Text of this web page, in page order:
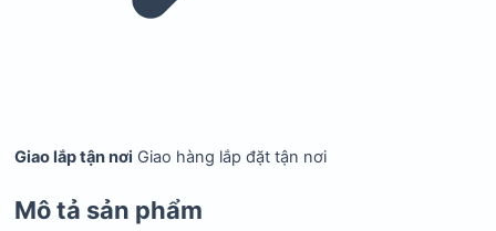
Giao lắp tận nơi Giao hàng lắp đặt tận nơi
Mô tả sản phẩm